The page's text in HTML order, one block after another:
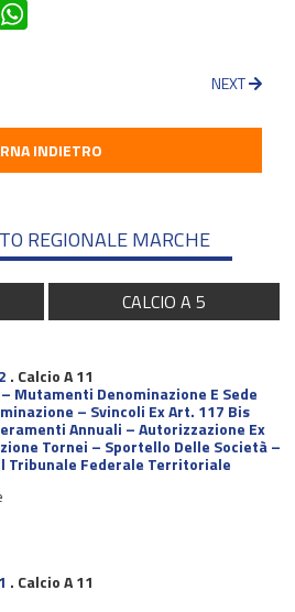
Email
NEXT
INDIETRO
REGIONALE MARCHE
CALCIO A 5
. Calcio A 11
Mutamenti Denominazione E Sede
– Svincoli Ex Art. 117 Bis
Annuali – Autorizzazione Ex
Tornei – Sportello Delle Società –
Tribunale Federale Territoriale
. Calcio A 11